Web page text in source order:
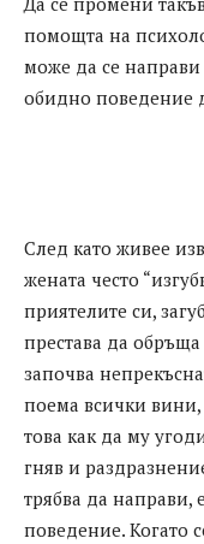
помощта на
може да се направи
обидно поведение
След като живее
жената често
приятелите си,
престава да
започва
поема всички вини,
това как да му
гняв и
трябва да направи,
поведение. Когато